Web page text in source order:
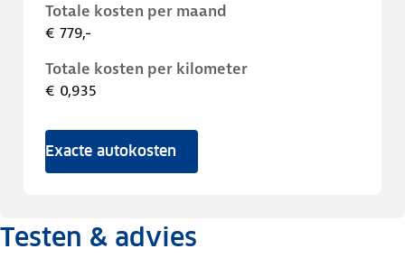
Totale kosten per maand
€ 779,-
Totale kosten per kilometer
€ 0,935
Exacte autokosten
Testen & advies